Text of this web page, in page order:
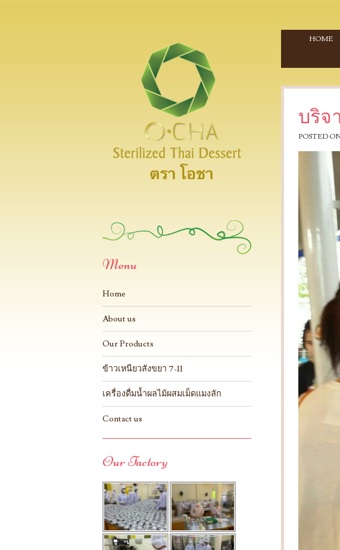
Thai-O-Cha
Sterilized Thai Dessert
SKIP TO
HOME
บริจ
POSTED
Menu
Home
About us
Our Products
ข้าวเหนียวสังขยา 7-11
เครื่องดื่มน้ำผลไม้ผสมเม็ดแมงลัก
Contact us
Our Factory